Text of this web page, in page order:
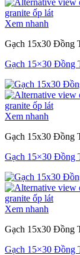
Xem nhanh
Gạch 15x30 Đồng
Gạch 15×30 Đồng
Xem nhanh
Gạch 15x30 Đồng
Gạch 15×30 Đồng
Xem nhanh
Gạch 15x30 Đồng
Gạch 15×30 Đồng